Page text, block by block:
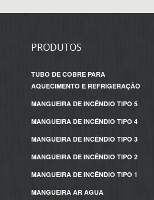
PRODUTOS
TUBO DE COBRE PARA
AQUECIMENTO E REFRIGERAÇÃO
MANGUEIRA DE INCÊNDIO TIPO 5
MANGUEIRA DE INCÊNDIO TIPO 4
MANGUEIRA DE INCÊNDIO TIPO 3
MANGUEIRA DE INCÊNDIO TIPO 2
MANGUEIRA DE INCÊNDIO TIPO 1
MANGUEIRA AR AGUA